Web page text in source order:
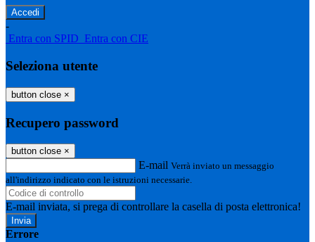
-
Entra con SPID Entra con CIE
Seleziona utente
button close ×
Recupero password
button close ×
E-mail Verrà inviato un messaggio
all'indirizzo indicato con le istruzioni necessarie.
E-mail inviata, si prega di controllare la casella di posta elettronica!
Errore